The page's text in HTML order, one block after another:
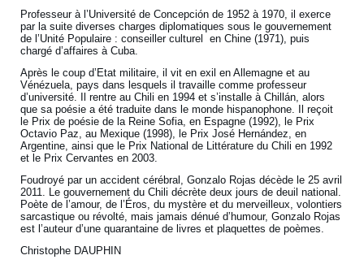
Professeur à l’Université de Concepción de 1952 à 1970, il exerce
par la suite diverses charges diplomatiques sous le gouvernement
de l’Unité Populaire : conseiller culturel en Chine (1971), puis
chargé d’affaires à Cuba.
Après le coup d’Etat militaire, il vit en exil en Allemagne et au
Vénézuela, pays dans lesquels il travaille comme professeur
d’université. Il rentre au Chili en 1994 et s’installe à Chillán, alors
que sa poésie a été traduite dans le monde hispanophone. Il reçoit
le Prix de poésie de la Reine Sofia, en Espagne (1992), le Prix
Octavio Paz, au Mexique (1998), le Prix José Hernández, en
Argentine, ainsi que le Prix National de Littérature du Chili en 1992
et le Prix Cervantes en 2003.
Foudroyé par un accident cérébral, Gonzalo Rojas décède le 25 avril
2011. Le gouvernement du Chili décrète deux jours de deuil national.
Poète de l’amour, de l’Éros, du mystère et du merveilleux, volontiers
sarcastique ou révolté, mais jamais dénué d’humour, Gonzalo Rojas
est l’auteur d’une quarantaine de livres et plaquettes de poèmes.
Christophe DAUPHIN